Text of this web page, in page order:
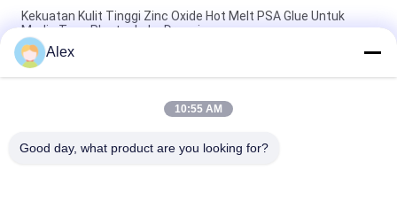
Kekuatan Kulit Tinggi Zinc Oxide Hot Melt PSA Glue Untuk
Medis Tape Plester Luka Dressing
Bedah Dressing Zinc Oxide Pressure Sensitive Glue Warna
Putih Susu
Pita Kertas dan Pita Kapas Perekat Panas Meleleh untuk
Alex
10:55 AM
Good day, what product are you looking for?